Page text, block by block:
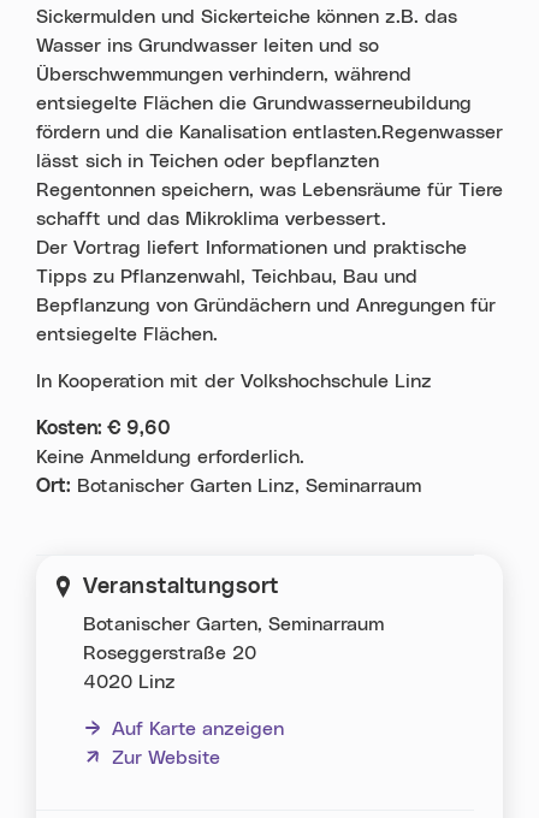
Sickermulden und Sickerteiche können z.B. das
Wasser ins Grundwasser leiten und so
Überschwemmungen verhindern, während
entsiegelte Flächen die Grundwasserneubildung
fördern und die Kanalisation entlasten.Regenwasser
lässt sich in Teichen oder bepflanzten
Regentonnen speichern, was Lebensräume für Tiere
schafft und das Mikroklima verbessert.
Der Vortrag liefert Informationen und praktische
Tipps zu Pflanzenwahl, Teichbau, Bau und
Bepflanzung von Gründächern und Anregungen für
entsiegelte Flächen.
In Kooperation mit der Volkshochschule Linz
Kosten: € 9,60
Keine Anmeldung erforderlich.
Ort: Botanischer Garten Linz, Seminarraum
Veranstaltungsort
Botanischer Garten, Seminarraum
Roseggerstraße 20
4020 Linz
Auf Karte anzeigen
Zur Website
(neues Fenster)